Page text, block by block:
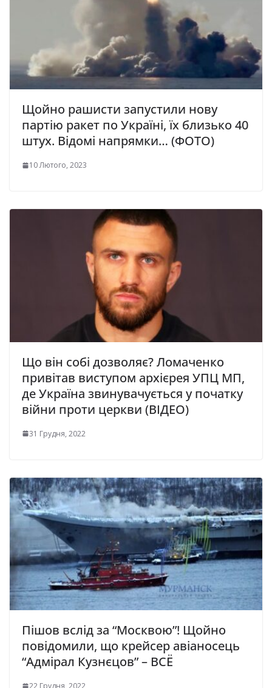
Щойно рашисти запустили нову
партію ракет по Україні, їх близько 40
штух. Відомі напрямки… (ФОТО)
10 Лютого, 2023
Що він собі дозволяє? Ломаченко
привітав виступом архієрея УПЦ МП,
де Україна звинувачується у початку
війни проти церкви (ВІДЕО)
31 Грудня, 2022
Пішов вслід за “Москвою”! Щойно
повідомили, що крейсер авіаносець
“Адмірал Кузнєцов” – ВСЁ